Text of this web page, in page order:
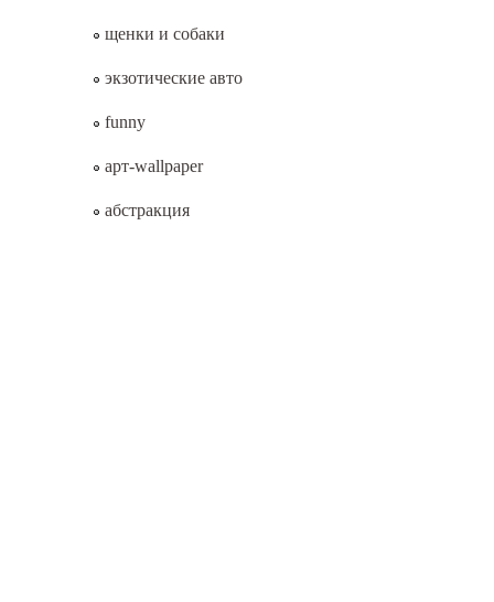
щенки и собаки
экзотические авто
funny
арт-wallpaper
абстракция